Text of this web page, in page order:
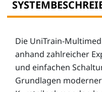
Die UniTrain-
anhand zahlreicher
und einfachen
Grundlagen